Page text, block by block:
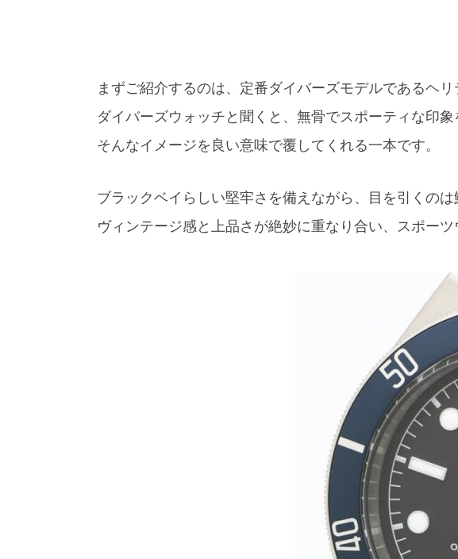
まずご紹介するのは、定番ダイバーズモデルであるヘ
ダイバーズウォッチと聞くと、無骨でスポーティな印
そんなイメージを良い意味で覆してくれる一本です。
ブラックベイらしい堅牢さを備えながら、目を引くの
ヴィンテージ感と上品さが絶妙に重なり合い、スポー